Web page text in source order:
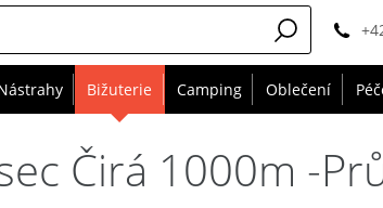
Bižuterie Camping Oblečení
Čirá 1000m -